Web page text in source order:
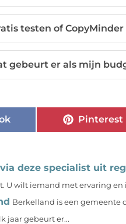
testen of
gebeurt er als mijn
Pinterest
deze specialist uit
U wilt iemand met ervaring
Berkelland is een gemeente
jaar gebeurt er...